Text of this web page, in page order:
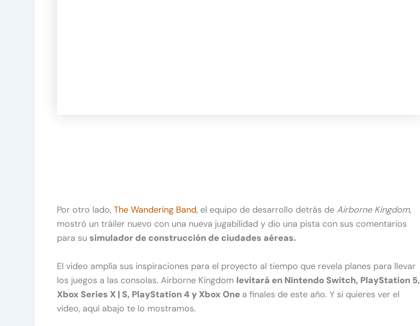
Por otro lado, The Wandering Band, el equipo de desarrollo detrás de Airborne Kingdom,
mostró un tráiler nuevo con una nueva jugabilidad y dio una pista con sus comentarios
para su simulador de construcción de ciudades aéreas.
El video amplía sus inspiraciones para el proyecto al tiempo que revela planes para llevar
los juegos a las consolas. Airborne Kingdom levitará en Nintendo Switch, PlayStation 5,
Xbox Series X | S, PlayStation 4 y Xbox One a finales de este año. Y si quieres ver el
video, aquí abajo te lo mostramos.